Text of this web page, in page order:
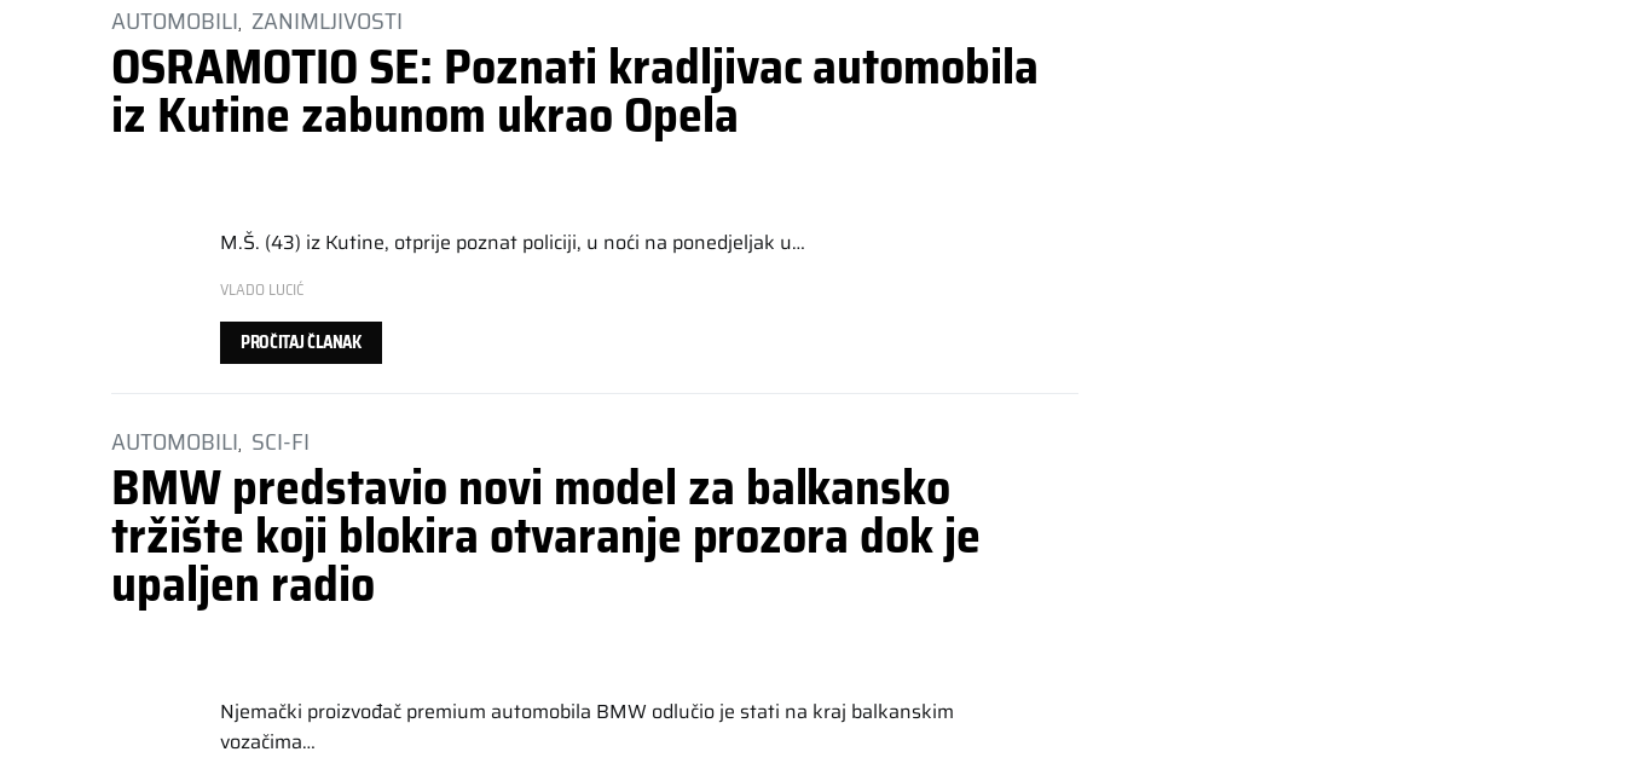
AUTOMOBILI ZANIMLJIVOSTI
OSRAMOTIO SE: Poznati kradljivac automobila
iz Kutine zabunom ukrao Opela
M.Š. (43) iz Kutine, otprije poznat policiji, u noći na ponedjeljak u…
VLADO LUCIĆ
PROČITAJ ČLANAK
AUTOMOBILI SCI-FI
BMW predstavio novi model za balkansko
tržište koji blokira otvaranje prozora dok je
upaljen radio
Njemački proizvođač premium automobila BMW odlučio je stati na kraj balkanskim
vozačima…